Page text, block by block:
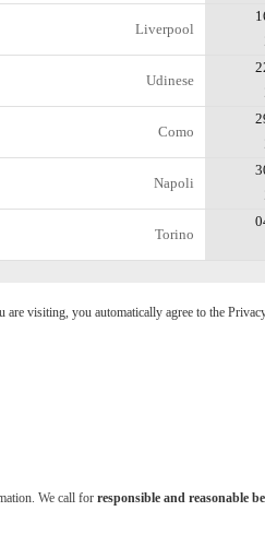
Liverpool
Udinese
Como
Napoli
Torino
visiting, you automatically agree to the
We call for responsible and reasonable